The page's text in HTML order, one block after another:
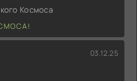
Космоса
03.12.25